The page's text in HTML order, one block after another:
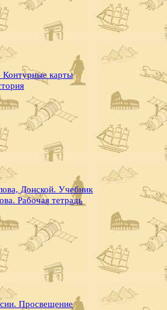
Контурные карты
Донской. Учебник
Рабочая тетрадь
Просвещение